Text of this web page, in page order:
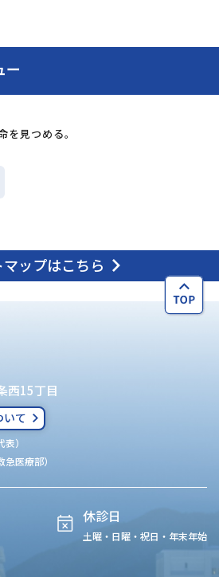
ー
を⾒つめる。
ップはこちら
西15丁目
いて
表）
急医療部）
休診日
土曜・日曜・祝日・年末年始